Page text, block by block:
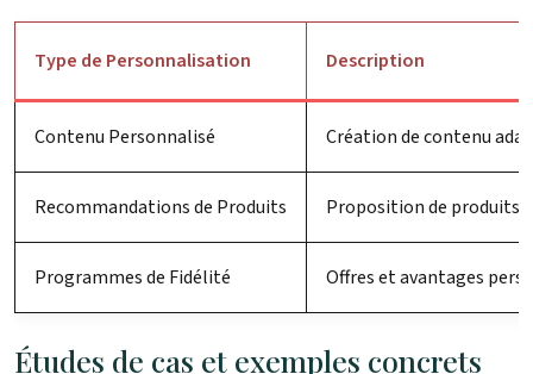
Type de Personnalisation Description
Contenu Personnalisé Création de contenu
Recommandations de Produits Proposition de produits
Programmes de Fidélité Offres et avantages
Études de cas et exemples concrets